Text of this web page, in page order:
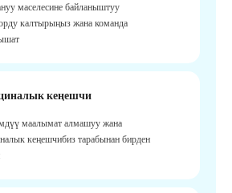
маселесине байланыштуу
калтырыңыз жана команда
кеңешчи
маалымат алмашуу жана
кеңешчибиз тарабынан бирден